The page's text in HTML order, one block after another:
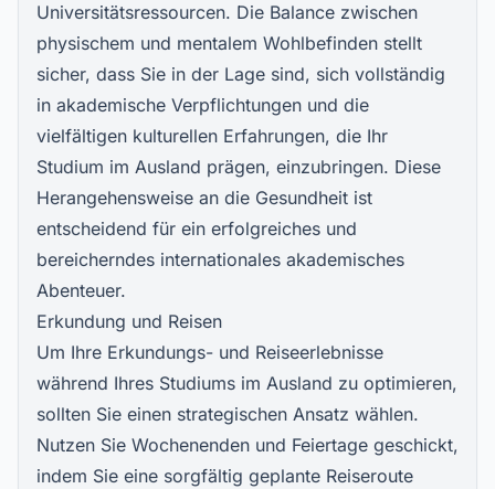
Universitätsressourcen. Die Balance zwischen
physischem und mentalem Wohlbefinden stellt
sicher, dass Sie in der Lage sind, sich vollständig
in akademische Verpflichtungen und die
vielfältigen kulturellen Erfahrungen, die Ihr
Studium im Ausland prägen, einzubringen. Diese
Herangehensweise an die Gesundheit ist
entscheidend für ein erfolgreiches und
bereicherndes internationales akademisches
Abenteuer.
Erkundung und Reisen
Um Ihre Erkundungs- und Reiseerlebnisse
während Ihres Studiums im Ausland zu optimieren,
sollten Sie einen strategischen Ansatz wählen.
Nutzen Sie Wochenenden und Feiertage geschickt,
indem Sie eine sorgfältig geplante Reiseroute